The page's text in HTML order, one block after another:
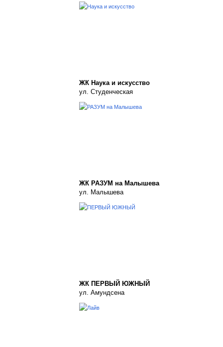
ЖК Наука и искусство
ул. Студенческая
ЖК РАЗУМ на Малышева
ул. Малышева
ЖК ПЕРВЫЙ ЮЖНЫЙ
ул. Амундсена